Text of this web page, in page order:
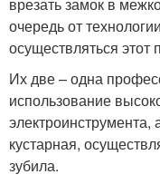
очередь от
осуществляться этот
Их две – одна
использование
электроинструмента,
кустарная,
зубила.